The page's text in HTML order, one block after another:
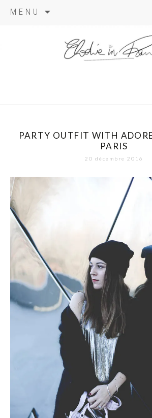
MENU
PARTY OUTFIT WITH
PARIS
20 décembre 2016